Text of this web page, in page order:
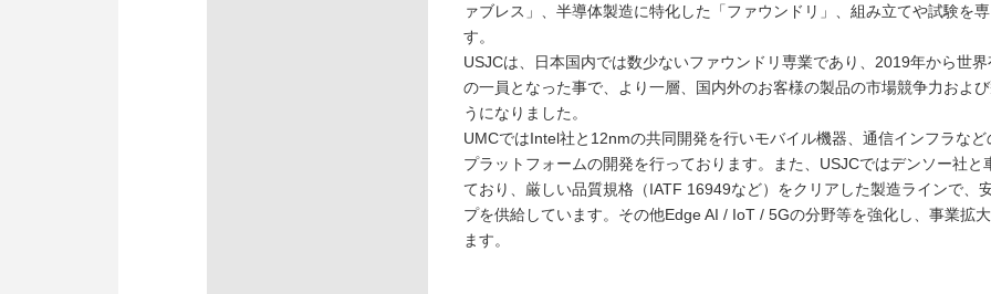
ァブレス」、半導体製造に特化した「ファウンドリ」、組み立てや試験を
す。
USJCは、日本国内では数少ないファウンドリ専業であり、2019年から世
の一員となった事で、より一層、国内外のお客様の製品の市場競争力およ
うになりました。
UMCではIntel社と12nmの共同開発を行いモバイル機器、通信インフラな
プラットフォームの開発を行っております。また、USJCではデンソー社
ており、厳しい品質規格（IATF 16949など）をクリアした製造ラインで、
プを供給しています。その他Edge AI / IoT / 5Gの分野等を強化し、事業拡
ます。